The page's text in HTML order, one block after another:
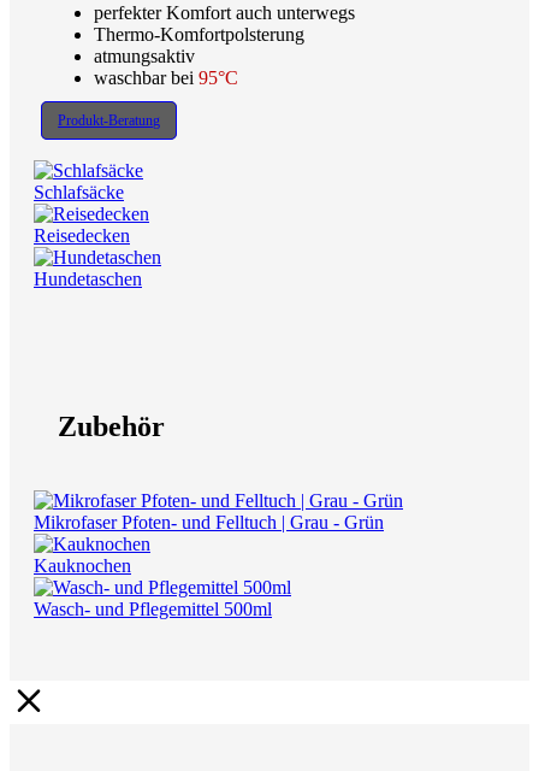
perfekter Komfort auch unterwegs
Thermo-Komfortpolsterung
atmungsaktiv
waschbar bei 95°C
Produkt-Beratung
Schlafsäcke
Reisedecken
Hundetaschen
Zubehör
Mikrofaser Pfoten- und Felltuch | Grau - Grün
Kauknochen
Wasch- und Pflegemittel 500ml